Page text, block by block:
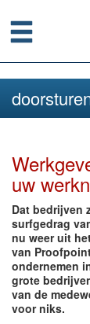
Menu
uw
Dat bedrijven
surfgedrag
nu weer uit
van
ondernemen
grote
van de
voor niks.